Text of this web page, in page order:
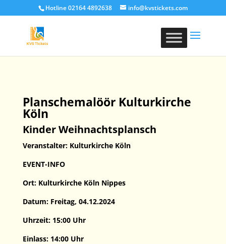
Hotline 02164 4892638 info@kvstickets.com
Planschemalöör Kulturkirche
Köln
Kinder Weihnachtsplansch
Veranstalter: Kulturkirche Köln
EVENT-INFO
Ort: Kulturkirche Köln Nippes
Datum: Freitag, 04.12.2024
Uhrzeit: 15:00 Uhr
Einlass: 14:00 Uhr